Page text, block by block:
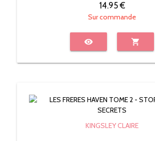
14.95 €
Sur commande
visibility shopping_cart
KINGSLEY CLAIRE